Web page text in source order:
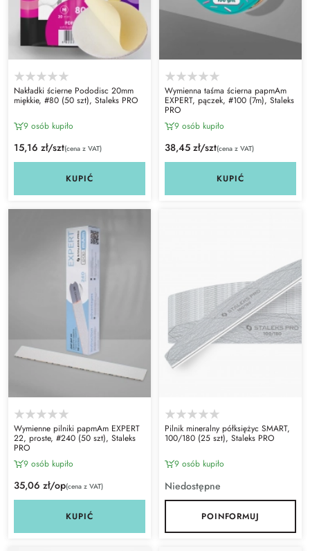
Nakładki ścierne Pododisc 20mm
miękkie, #80 (50 szt), Staleks PRO
9 osób kupiło
15,16 zł/szt(cena z VAT)
KUPIĆ
Wymienna taśma ścierna papmAm
EXPERT, pączek, #100 (7m), Staleks
PRO
9 osób kupiło
38,45 zł/szt(cena z VAT)
KUPIĆ
Wymienne pilniki papmAm EXPERT
22, proste, #240 (50 szt), Staleks
PRO
9 osób kupiło
35,06 zł/op(cena z VAT)
KUPIĆ
Pilnik mineralny półksiężyc SMART,
100/180 (25 szt), Staleks PRO
9 osób kupiło
Niedostępne
POINFORMUJ